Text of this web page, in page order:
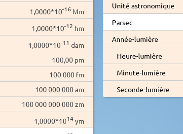
1,0000*10-16 Mm
1,0000*10-12 hm
1,0000*10-11 dam
100,00 pm
100 000 fm
100 000 000 am
100 000 000 000 zm
1,0000*1014ym
Unité astronomique
Parsec
Année-lumière
Heure-lumière
Minute-lumière
Seconde-lumière